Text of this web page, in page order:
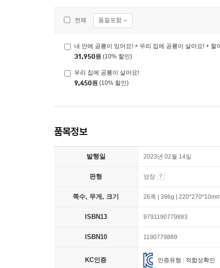
전체 품절포함
31,950원 (10% 할인)
우리 집에 공룡이 살아요!
9,450원 (10% 할인)
품목정보
발행일 2023년 02월 14일
판형 양장
쪽수, 무게, 크기 26쪽 | 396g |
ISBN13 9791190779883
ISBN10 1190779889
KC인증 인증유형 : 적합성확인